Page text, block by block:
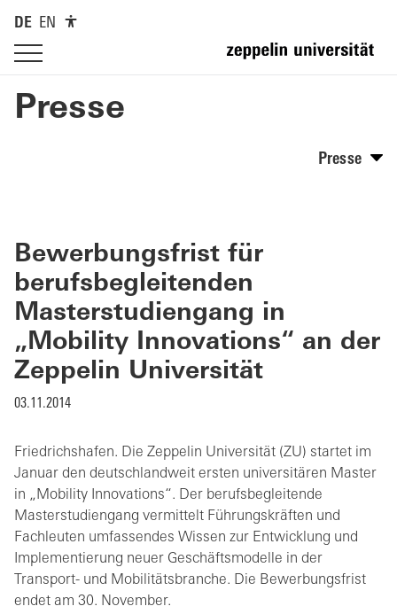
DE EN
Presse
Presse
Bewerbungsfrist für
berufsbegleitenden
Masterstudiengang in
„Mobility Innovations“ an der
Zeppelin Universität
03.11.2014
Friedrichshafen. Die Zeppelin Universität (ZU) startet im
Januar den deutschlandweit ersten universitären Master
in „Mobility Innovations“. Der berufsbegleitende
Masterstudiengang vermittelt Führungskräften und
Fachleuten umfassendes Wissen zur Entwicklung und
Implementierung neuer Geschäftsmodelle in der
Transport- und Mobilitätsbranche. Die Bewerbungsfrist
endet am 30. November.